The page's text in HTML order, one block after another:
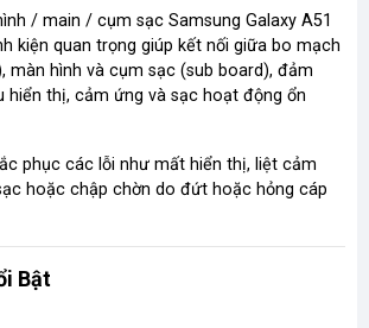
/ main / cụm sạc Samsung Galaxy A51
kiện quan trọng giúp kết nối giữa bo mạch
màn hình và cụm sạc (sub board), đảm
hiển thị, cảm ứng và sạc hoạt động ổn
phục các lỗi như mất hiển thị, liệt cảm
hoặc chập chờn do đứt hoặc hỏng cáp
Bật